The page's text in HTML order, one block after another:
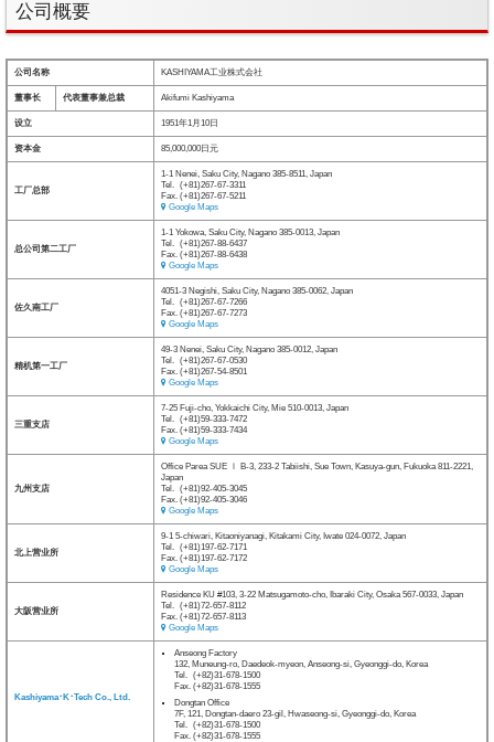
公司概要
公司名称 KASHIYAMA工业株式会社
董事长 代表董事兼总裁 Akifumi Kashiyama
设立 1951年1月10日
资本金 85,000,000日元
工厂总部
1-1 Nenei, Saku City, Nagano 385-8511, Japan
Tel. (+81)267-67-3311
Fax. (+81)267-67-5211
Google Maps
总公司第二工厂
1-1 Yokowa, Saku City, Nagano 385-0013, Japan
Tel. (+81)267-88-6437
Fax. (+81)267-88-6438
Google Maps
佐久南工厂
4051-3 Negishi, Saku City, Nagano 385-0062, Japan
Tel. (+81)267-67-7266
Fax. (+81)267-67-7273
Google Maps
精机第一工厂
49-3 Nenei, Saku City, Nagano 385-0012, Japan
Tel. (+81)267-67-0530
Fax. (+81)267-54-8501
Google Maps
三重支店
7-25 Fuji-cho, Yokkaichi City, Mie 510-0013, Japan
Tel. (+81)59-333-7472
Fax. (+81)59-333-7434
Google Maps
九州支店
Office Parea SUE Ⅰ B-3, 233-2 Tabiishi, Sue Town, Kasuya-gun, Fukuoka 811-2221,
Japan
Tel. (+81)92-405-3045
Fax. (+81)92-405-3046
Google Maps
北上营业所
9-1 5-chiwari, Kitaoniyanagi, Kitakami City, Iwate 024-0072, Japan
Tel. (+81)197-62-7171
Fax. (+81)197-62-7172
Google Maps
大阪营业所
Residence KU #103, 3-22 Matsugamoto-cho, Ibaraki City, Osaka 567-0033, Japan
Tel. (+81)72-657-8112
Fax. (+81)72-657-8113
Google Maps
Kashiyama･K･Tech Co., Ltd.
Anseong Factory
132, Muneung-ro, Daedeok-myeon, Anseong-si, Gyeonggi-do, Korea
Tel. (+82)31-678-1500
Fax. (+82)31-678-1555
Dongtan Office
7F, 121, Dongtan-daero 23-gil, Hwaseong-si, Gyeonggi-do, Korea
Tel. (+82)31-678-1500
Fax. (+82)31-678-1555